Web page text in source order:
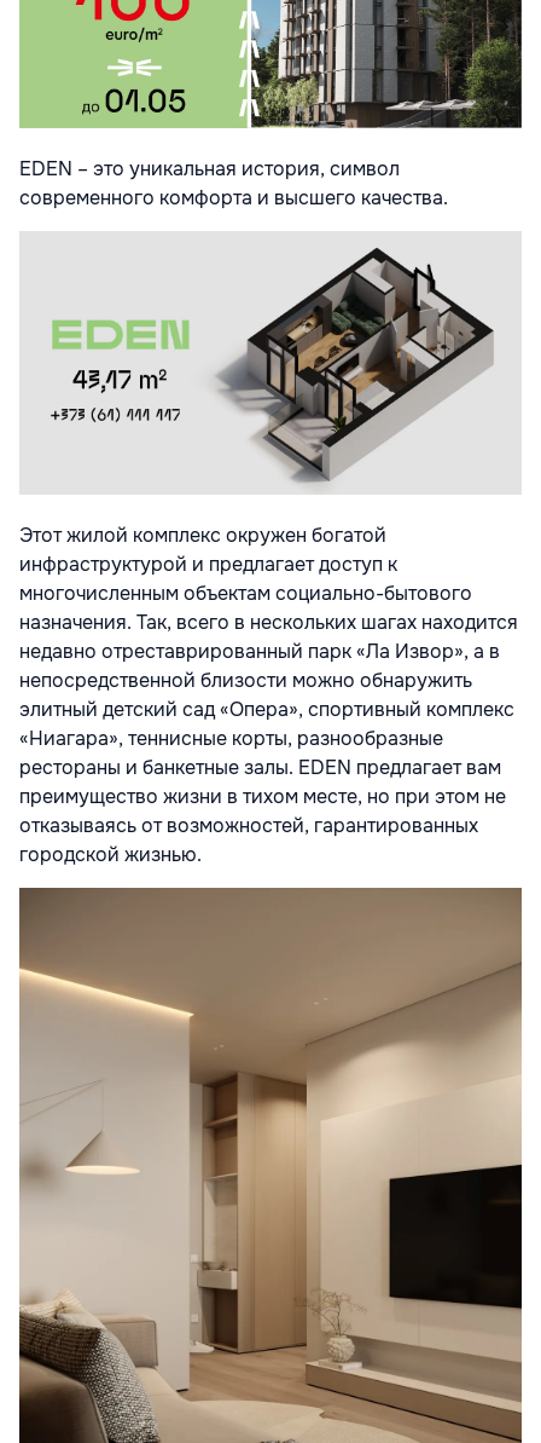
EDEN – это уникальная история, символ
современного комфорта и высшего качества.
Этот жилой комплекс окружен богатой
инфраструктурой и предлагает доступ к
многочисленным объектам социально-бытового
назначения. Так, всего в нескольких шагах находится
недавно отреставрированный парк «Ла Извор», а в
непосредственной близости можно обнаружить
элитный детский сад «Опера», спортивный комплекс
«Ниагара», теннисные корты, разнообразные
рестораны и банкетные залы. EDEN предлагает вам
преимущество жизни в тихом месте, но при этом не
отказываясь от возможностей, гарантированных
городской жизнью.